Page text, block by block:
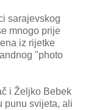
sarajevskog
mnogo prije
iz rijetke
"photo
i Željko Bebek
punu svijeta, ali